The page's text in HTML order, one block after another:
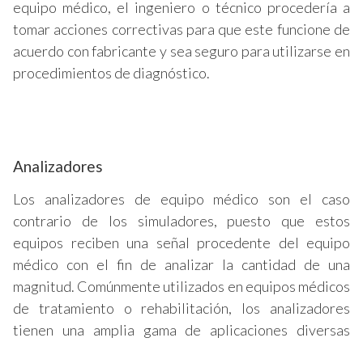
equipo médico, el ingeniero o técnico procedería a
tomar acciones correctivas para que este funcione de
acuerdo con fabricante y sea seguro para utilizarse en
procedimientos de diagnóstico.
Analizadores
Los analizadores de equipo médico son el caso
contrario de los simuladores, puesto que estos
equipos reciben una señal procedente del equipo
médico con el fin de analizar la cantidad de una
magnitud. Comúnmente utilizados en equipos médicos
de tratamiento o rehabilitación, los analizadores
tienen una amplia gama de aplicaciones diversas